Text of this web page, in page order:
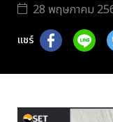
28 พฤษภาคม
แชร์